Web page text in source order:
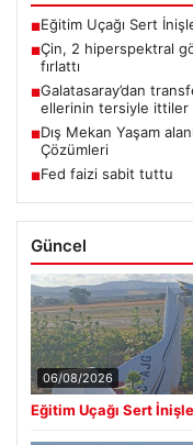
■Eğitim Uçağı Sert
■Çin, 2 hiperspektral
fırlattı
■Galatasaray’dan
ellerinin tersiyle ittiler
■Dış Mekan Yaşam
Çözümleri
■Fed faizi sabit tuttu
Güncel
06/08/2026
Eğitim Uçağı Sert